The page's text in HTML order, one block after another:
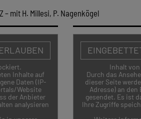
– mit H. Millesi, P. Nagenkögel
Inhalte auf
Daten (IP-
Website
der Anbieter
analysieren
Inhalt
Durch das
dieser Seite
Adresse) an
gesendet. Es ist
Ihre Zugriffe